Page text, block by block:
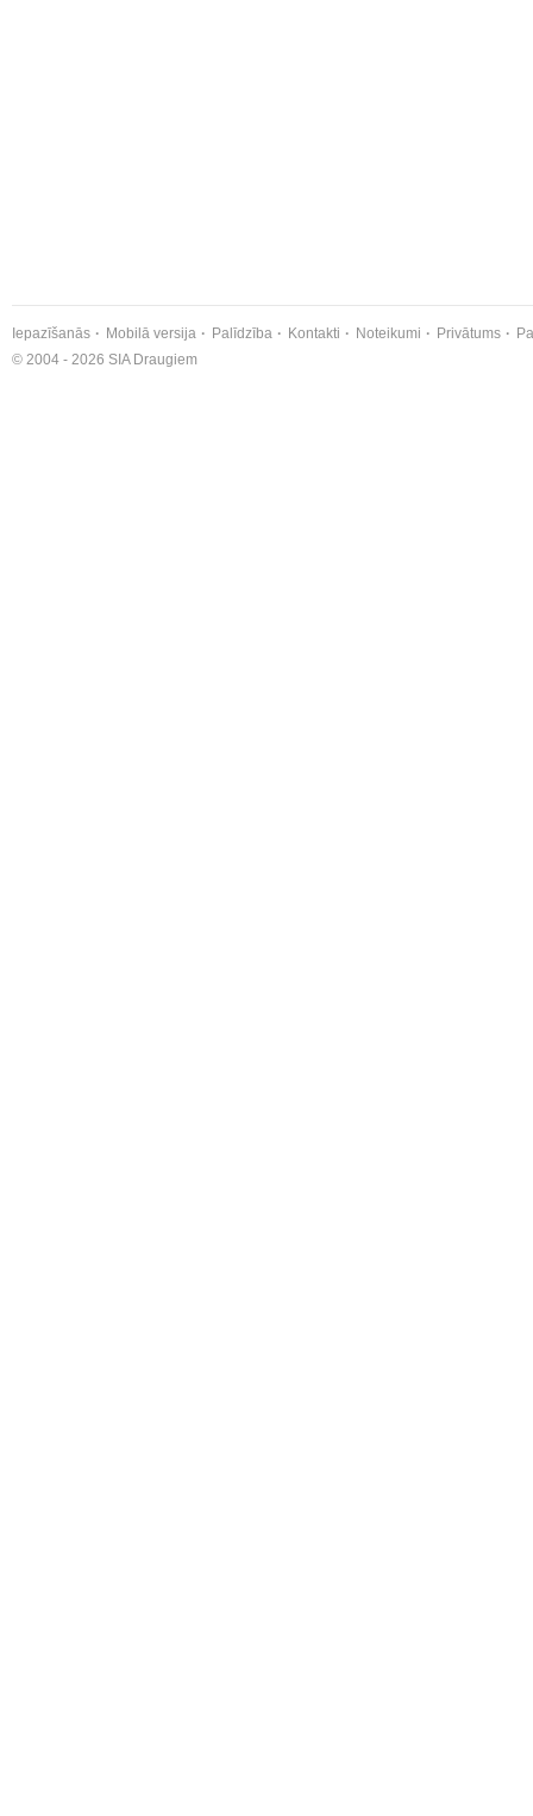
Iepazīšanās Mobilā versija Palīdzība Kontakti Noteikumi Privātums
© 2004 - 2026 SIA Draugiem